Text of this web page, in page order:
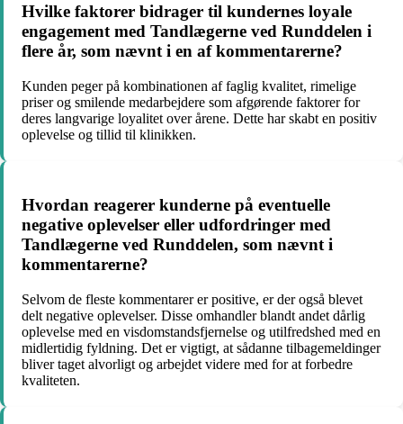
Hvilke faktorer bidrager til kundernes loyale
engagement med Tandlægerne ved Runddelen i
flere år, som nævnt i en af kommentarerne?
Kunden peger på kombinationen af faglig kvalitet, rimelige
priser og smilende medarbejdere som afgørende faktorer for
deres langvarige loyalitet over årene. Dette har skabt en positiv
oplevelse og tillid til klinikken.
Hvordan reagerer kunderne på eventuelle
negative oplevelser eller udfordringer med
Tandlægerne ved Runddelen, som nævnt i
kommentarerne?
Selvom de fleste kommentarer er positive, er der også blevet
delt negative oplevelser. Disse omhandler blandt andet dårlig
oplevelse med en visdomstandsfjernelse og utilfredshed med en
midlertidig fyldning. Det er vigtigt, at sådanne tilbagemeldinger
bliver taget alvorligt og arbejdet videre med for at forbedre
kvaliteten.